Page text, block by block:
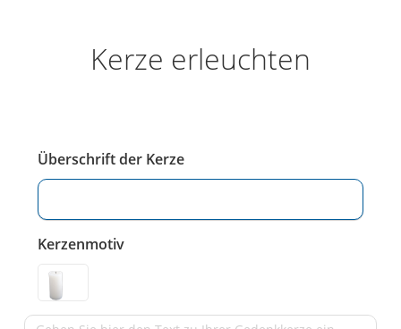
Kerze erleuchten
Überschrift der Kerze
Kerzenmotiv